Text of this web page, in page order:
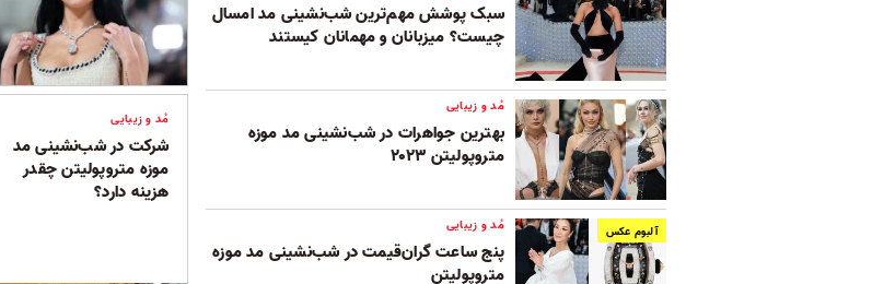
سبک پوشش مهم‌ترین شب‌نشینی مد امسال
چیست؟ میزبانان و مهمانان کیستند
مُد و زیبایی
بهترین جواهرات در شب‌نشینی مد موزه
متروپولیتن ۲۰۲۳
آلبوم عکس مُد و زیبایی
پنج ساعت گران‌قیمت در شب‌نشینی مد موزه
متروپولیتن
مُد و زیبایی
شرکت در شب‌نشینی مد
موزه متروپولیتن چقدر
هزینه دارد؟